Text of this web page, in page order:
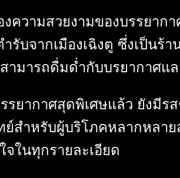
ความสวยงามของบรรยาก
รับจากเมืองเฉิงตู ซึ่งเป็น
ามารถดื่มด่ำกับบรยากาศแ
ยากาศสุดพิเศษแล้ว ยังมีร
สำหรับผู้บริโภคหลากหลา
ในทุกรายละเอียด